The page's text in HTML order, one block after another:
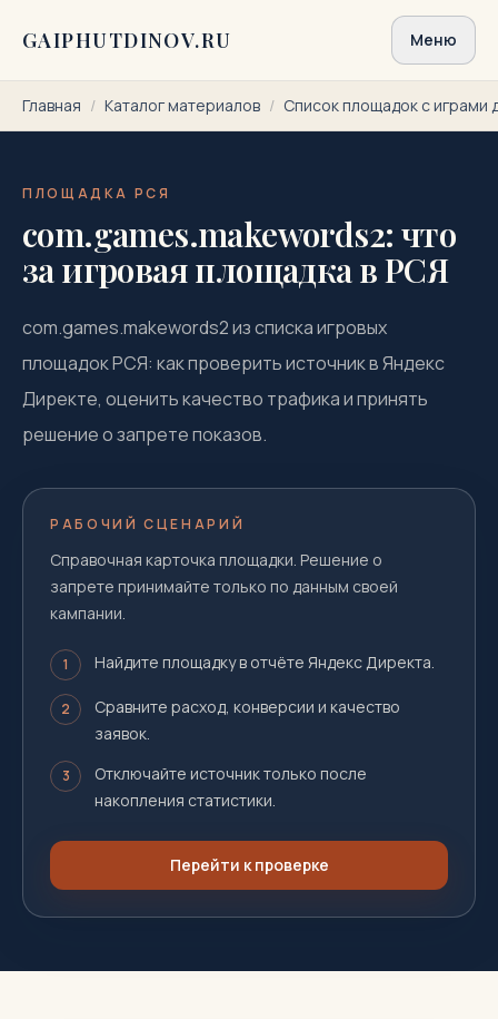
GAIPHUTDINOV.RU Меню
Главная / Каталог материалов / Список площадок с играми
ПЛОЩАДКА РСЯ
com.games.makewords2: что
за игровая площадка в РСЯ
com.games.makewords2 из списка игровых
площадок РСЯ: как проверить источник в Яндекс
Директе, оценить качество трафика и принять
решение о запрете показов.
РАБОЧИЙ СЦЕНАРИЙ
Справочная карточка площадки. Решение о
запрете принимайте только по данным своей
кампании.
1 Найдите площадку в отчёте Яндекс Директа.
2
Сравните расход, конверсии и качество
заявок.
3
Отключайте источник только после
накопления статистики.
Перейти к проверке